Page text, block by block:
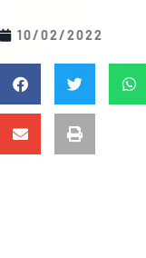
10/02/2022